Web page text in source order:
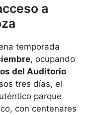
a
temporada
, ocupando
del Auditorio
tres días, el
parque
con centenares